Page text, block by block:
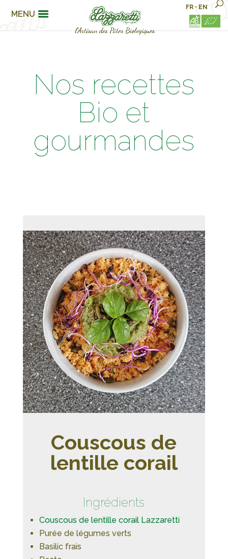
MENU
FR • EN
Nos recettes
Bio et
gourmandes
Couscous de
lentille corail
Ingrédients
Couscous de lentille corail Lazzaretti
Purée de légumes verts
Basilic frais